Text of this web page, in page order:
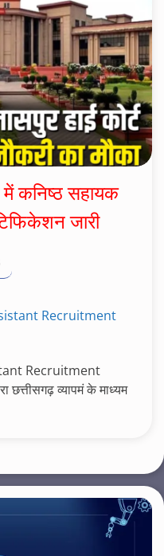
में कनिष्ठ सहायक
जारी
Recruitment
Recruitment
छत्तीसगढ़ व्यापमं के माध्यम